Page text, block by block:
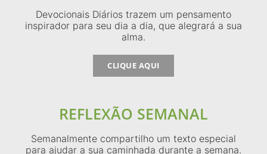
Devocionais Diários trazem um pensamento
inspirador para seu dia a dia, que alegrará a sua
alma.
CLIQUE AQUI
REFLEXÃO SEMANAL
Semanalmente compartilho um texto especial
para ajudar a sua caminhada durante a semana.